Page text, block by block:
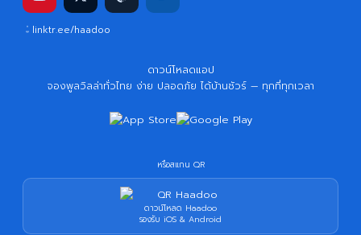
linktr.ee/haadoo
ดาวน์โหลดแอป
จองพูลวิลล่าทั่วไทย ง่าย ปลอดภัย ได้บ้านชัวร์ — ทุกที่ทุกเวลา
หรือสแกน QR
ดาวน์โหลด Haadoo
รองรับ iOS & Android